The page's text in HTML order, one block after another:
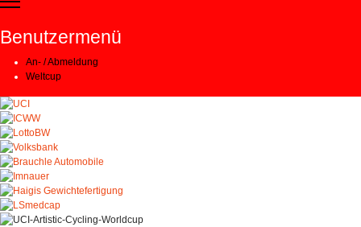
Benutzermenü
An- / Abmeldung
Weltcup